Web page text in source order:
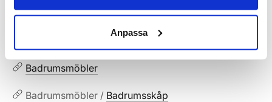
Anpassa
Relaterade kategorier
Badrumsmöbler / Badrumsskåp /
Badrumsmöbler
Badrumsmöbler / Badrumsskåp